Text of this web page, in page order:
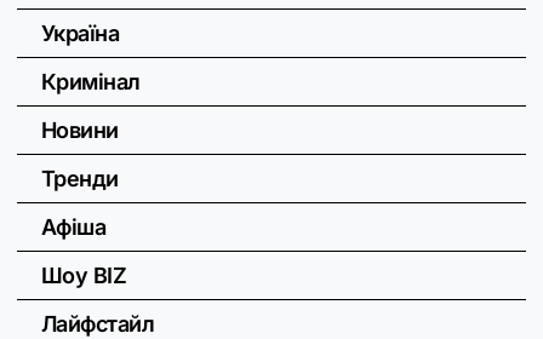
Україна
Кримінал
Новини
Тренди
Афіша
Шоу BIZ
Лайфстайл